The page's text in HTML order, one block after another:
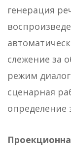
генерация
слежение за
режим
сценарная
определение